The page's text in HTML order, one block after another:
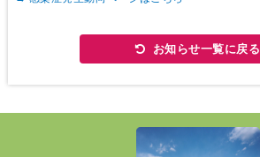
お知らせ一覧に戻る